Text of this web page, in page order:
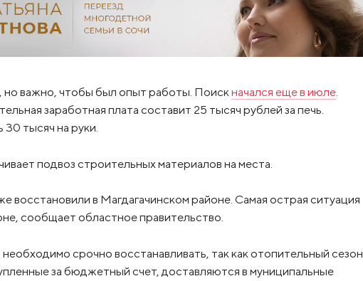
но важно, чтобы был опыт работы. Поиск начался еще в июле.
заработная плата составит 25 тысяч рублей за печь.
тысяч на руки.
подвоз строительных материалов на места.
восстановили в Магдагачинском районе. Самая острая ситуация
сообщает областное правительство.
срочно восстанавливать, так как отопительный сезон
за бюджетный счет, доставляются в муниципальные